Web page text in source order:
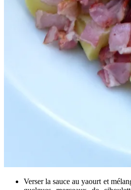
Verser la sauce au yaourt et